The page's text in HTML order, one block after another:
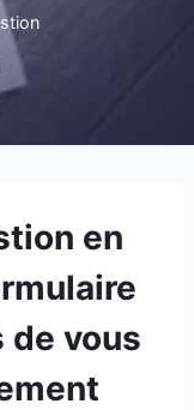
en
de vous